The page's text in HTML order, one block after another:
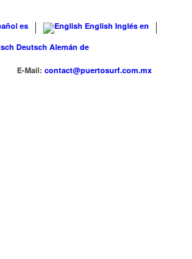
es English Inglés en
Deutsch Alemán de
E-Mail:contact@puertosurf.com.mx